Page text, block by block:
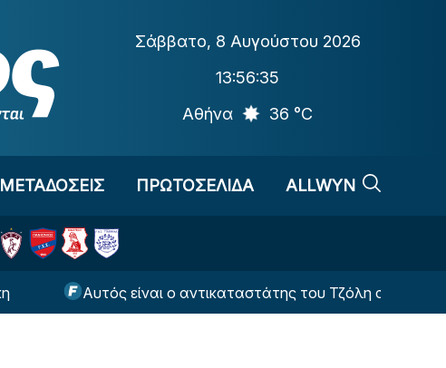
Σάββατο, 8 Αυγούστου 2026
13:56:36
Αθήνα
36 °C
ΜΕΤΑΔΟΣΕΙΣ ΠΡΩΤΟΣΕΛΙΔΑ ALLWYN
Αυτός είναι ο αντικαταστάτης του Τζόλη στην Κλαμπ Μπριζ